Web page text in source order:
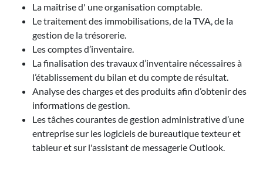
La maîtrise d' une organisation comptable.
Le traitement des immobilisations, de la TVA, de la
gestion de la trésorerie.
Les comptes d’inventaire.
La finalisation des travaux d’inventaire nécessaires à
l’établissement du bilan et du compte de résultat.
Analyse des charges et des produits afin d’obtenir des
informations de gestion.
Les tâches courantes de gestion administrative d’une
entreprise sur les logiciels de bureautique texteur et
tableur et sur l'assistant de messagerie Outlook.